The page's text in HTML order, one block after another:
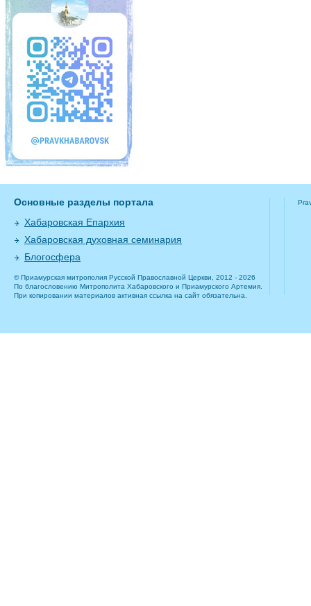
Основные разделы портала
Хабаровская Епархия
Хабаровская духовная семинария
Блогосфера
© Приамурская митрополия Русской Православной Церкви, 2012 - 2026
По благословению Митрополита Хабаровского и Приамурского Артемия.
При копировании материалов активная ссылка на сайт обязательна.